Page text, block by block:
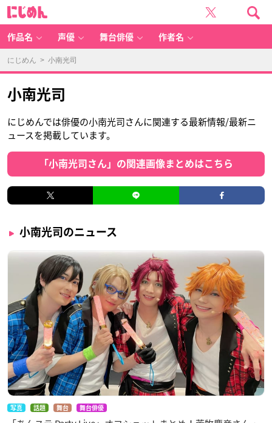
作品名 声優 舞台俳優 作者名
にじめん > 小南光司
小南光司
にじめんでは俳優の小南光司さんに関連する最新情報/最新ニ
ュースを掲載しています。
「小南光司さん」の関連画像まとめはこちら
小南光司のニュース
写真 話題 舞台 舞台俳優